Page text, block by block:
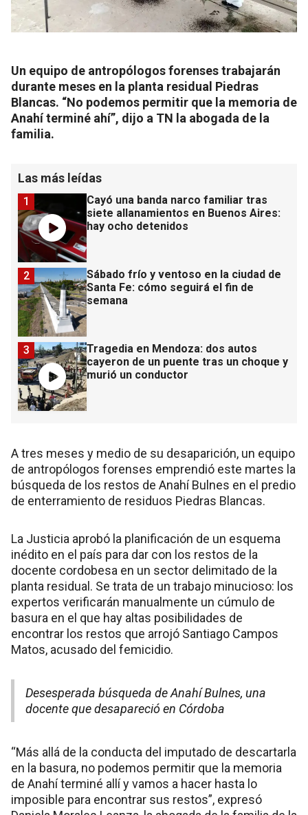
Un equipo de antropólogos forenses trabajarán
durante meses en la planta residual Piedras
Blancas. “No podemos permitir que la memoria de
Anahí terminé ahí”, dijo a TN la abogada de la
familia.
Las más leídas
Cayó una banda narco familiar tras
siete allanamientos en Buenos Aires:
hay ocho detenidos
1
Sábado frío y ventoso en la ciudad de
Santa Fe: cómo seguirá el fin de
semana
2
Tragedia en Mendoza: dos autos
cayeron de un puente tras un choque y
murió un conductor
3
A tres meses y medio de su desaparición, un equipo
de antropólogos forenses emprendió este martes la
búsqueda de los restos de Anahí Bulnes en el predio
de enterramiento de residuos Piedras Blancas.
La Justicia aprobó la planificación de un esquema
inédito en el país para dar con los restos de la
docente cordobesa en un sector delimitado de la
planta residual. Se trata de un trabajo minucioso: los
expertos verificarán manualmente un cúmulo de
basura en el que hay altas posibilidades de
encontrar los restos que arrojó Santiago Campos
Matos, acusado del femicidio.
Desesperada búsqueda de Anahí Bulnes, una
docente que desapareció en Córdoba
“Más allá de la conducta del imputado de descartarla
en la basura, no podemos permitir que la memoria
de Anahí terminé allí y vamos a hacer hasta lo
imposible para encontrar sus restos”, expresó